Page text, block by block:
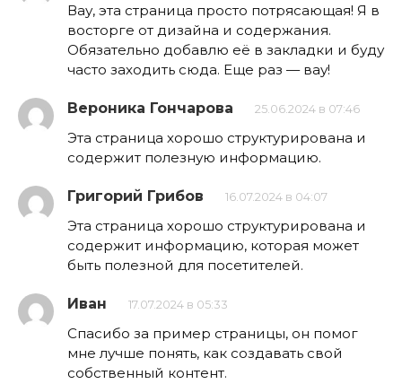
Вау, эта страница просто потрясающая! Я в
восторге от дизайна и содержания.
Обязательно добавлю её в закладки и буду
часто заходить сюда. Еще раз — вау!
Вероника Гончарова 25.06.2024 в 07:46
Эта страница хорошо структурирована и
содержит полезную информацию.
Григорий Грибов 16.07.2024 в 04:07
Эта страница хорошо структурирована и
содержит информацию, которая может
быть полезной для посетителей.
Иван 17.07.2024 в 05:33
Спасибо за пример страницы, он помог
мне лучше понять, как создавать свой
собственный контент.